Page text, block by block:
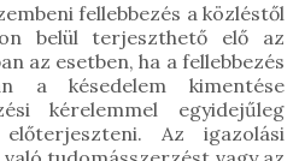
fellebbezés a közléstől
belül terjeszthető elő az
az esetben, ha a fellebbezés
a késedelem kimentése
kérelemmel egyidejűleg
Az igazolási